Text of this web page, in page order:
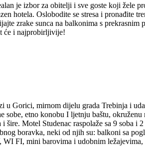
je izbor za obitelji i sve goste koji žele
hotela. Oslobodite se stresa i pronađite
zrake sunca na balkonima s
će i najprobirljivije!
u Gorici, mirnom dijelu grada Trebinja i
sobe, etno konobu I ljetnju baštu,
i šire. Motel Studenac raspolaže sa 9 soba
boravka, neki od njih su: balkoni sa
FI, mini barovima i udobnim